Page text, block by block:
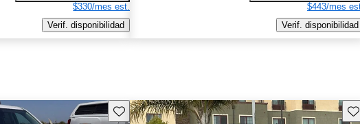
$330/mes est.
Verif. disponibilidad
$443/mes
Verif. disponibilidad
Guarda este Aviso